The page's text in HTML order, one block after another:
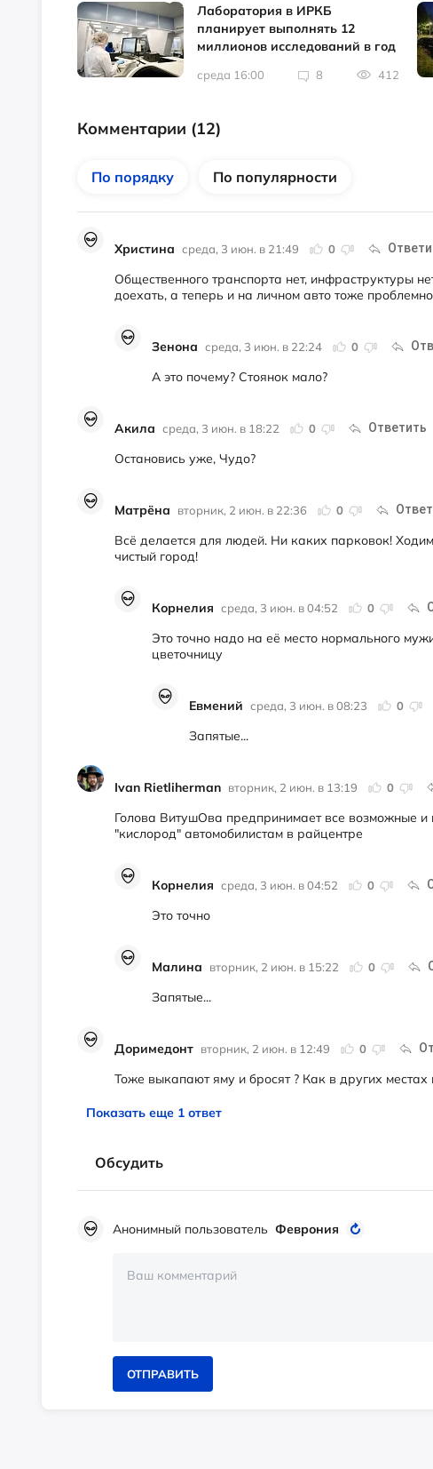
Лаборатория в ИРКБ
планирует выполнять 12
миллионов исследований в год
среда 16:00 8 412
Комментарии (12)
По порядку По популярности
Христина среда, 3 июн. в 21:49 0
Общественного транспорта нет, инфраструктуры
доехать, а теперь и на личном авто тоже
Зенона среда, 3 июн. в 22:24 0
А это почему? Стоянок мало?
Акила среда, 3 июн. в 18:22 0 Ответить
Остановись уже, Чудо?
Матрёна вторник, 2 июн. в 22:36 0
Всё делается для людей. Ни каких парковок!
чистый город!
Корнелия среда, 3 июн. в 04:52 0
Это точно надо на её место нормального
цветочницу
Евмений среда, 3 июн. в 08:23 0
Запятые...
Ivan Rietliherman вторник, 2 июн. в 13:19 0
Голова ВитушОва предпринимает все возможные
"кислород" автомобилистам в райцентре
Корнелия среда, 3 июн. в 04:52 0
Это точно
Малина вторник, 2 июн. в 15:22 0
Запятые...
Доримедонт вторник, 2 июн. в 12:49 0
Тоже выкапают яму и бросят ? Как в других местах
Показать еще 1 ответ
Обсудить
Анонимный пользователь Феврония
ОТПРАВИТЬ